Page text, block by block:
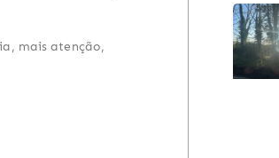
mais atenção,